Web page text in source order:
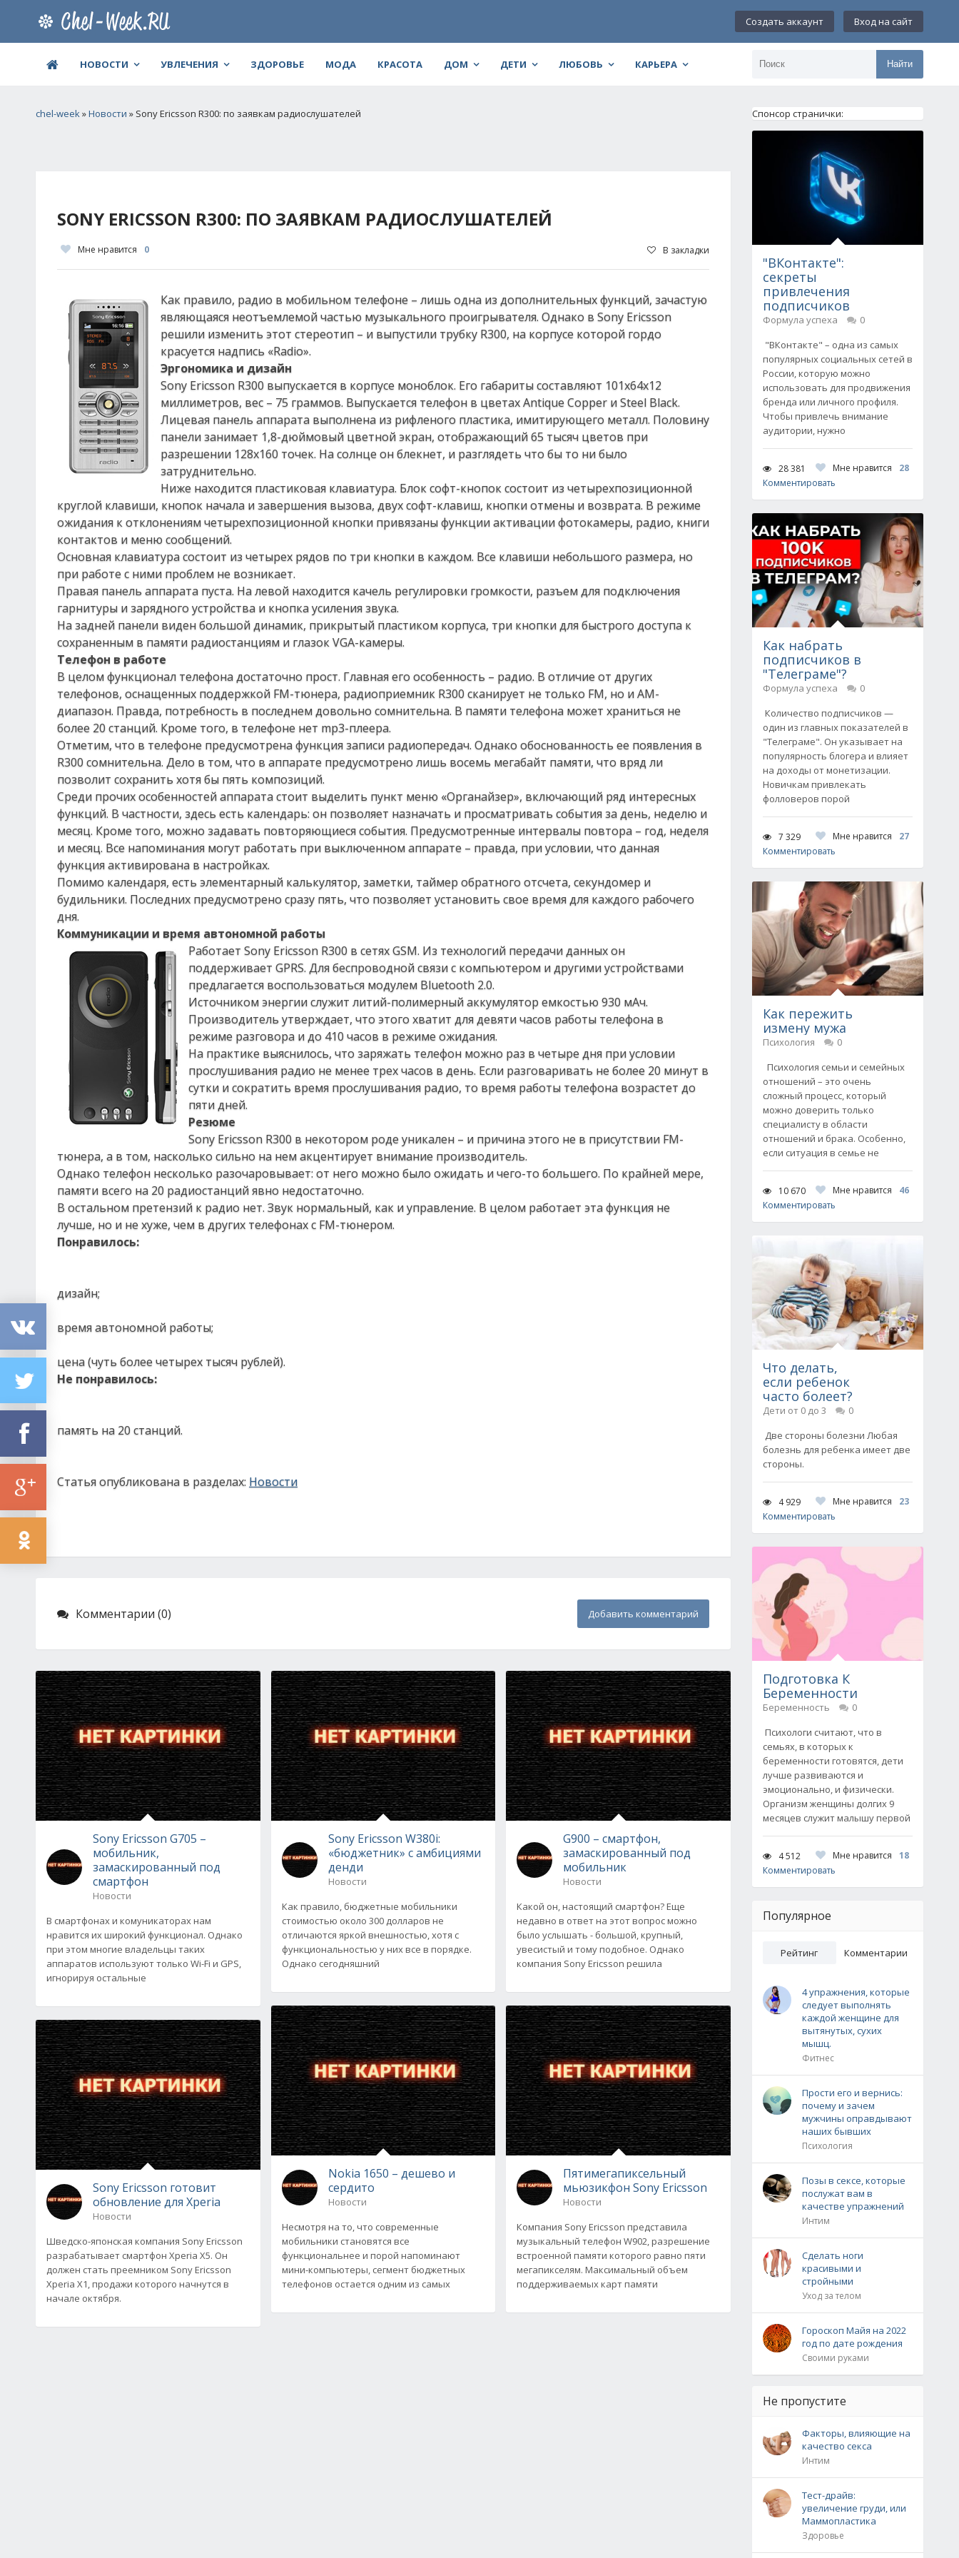
Создать аккаунт Вход на сайт
НОВОСТИ УВЛЕЧЕНИЯ ЗДОРОВЬЕ МОДА КРАСОТА ДОМ ДЕТИ ЛЮБОВЬ КАРЬЕРА Найти
chel-week»Новости » Sony Ericsson R300: по заявкам радиослушателей
SONY ERICSSON R300: ПО ЗАЯВКАМ РАДИОСЛУШАТЕЛЕЙ
Мне нравится 0 В закладки
Как правило, радио в мобильном телефоне – лишь одна из дополнительных функций, зачастую
являющаяся неотъемлемой частью музыкального проигрывателя. Однако в Sony Ericsson
решили изменить этот стереотип – и выпустили трубку R300, на корпусе которой гордо
красуется надпись «Radio».
Эргономика и дизайн
Sony Ericsson R300 выпускается в корпусе моноблок. Его габариты составляют 101х64х12
миллиметров, вес – 75 граммов. Выпускается телефон в цветах Antique Copper и Steel Black.
Лицевая панель аппарата выполнена из рифленого пластика, имитирующего металл. Половину
панели занимает 1,8-дюймовый цветной экран, отображающий 65 тысяч цветов при
разрешении 128х160 точек. На солнце он блекнет, и разглядеть что бы то ни было
затруднительно.
Ниже находится пластиковая клавиатура. Блок софт-кнопок состоит из четырехпозиционной
круглой клавиши, кнопок начала и завершения вызова, двух софт-клавиш, кнопки отмены и возврата. В режиме
ожидания к отклонениям четырехпозиционной кнопки привязаны функции активации фотокамеры, радио, книги
контактов и меню сообщений.
Основная клавиатура состоит из четырех рядов по три кнопки в каждом. Все клавиши небольшого размера, но
при работе с ними проблем не возникает.
Правая панель аппарата пуста. На левой находится качель регулировки громкости, разъем для подключения
гарнитуры и зарядного устройства и кнопка усиления звука.
На задней панели виден большой динамик, прикрытый пластиком корпуса, три кнопки для быстрого доступа к
сохраненным в памяти радиостанциям и глазок VGA-камеры.
Телефон в работе
В целом функционал телефона достаточно прост. Главная его особенность – радио. В отличие от других
телефонов, оснащенных поддержкой FM-тюнера, радиоприемник R300 сканирует не только FM, но и AM-
диапазон. Правда, потребность в последнем довольно сомнительна. В памяти телефона может храниться не
более 20 станций. Кроме того, в телефоне нет mp3-плеера.
Отметим, что в телефоне предусмотрена функция записи радиопередач. Однако обоснованность ее появления в
R300 сомнительна. Дело в том, что в аппарате предусмотрено лишь восемь мегабайт памяти, что вряд ли
позволит сохранить хотя бы пять композиций.
Среди прочих особенностей аппарата стоит выделить пункт меню «Органайзер», включающий ряд интересных
функций. В частности, здесь есть календарь: он позволяет назначать и просматривать события за день, неделю и
месяц. Кроме того, можно задавать повторяющиеся события. Предусмотренные интервалы повтора – год, неделя
и месяц. Все напоминания могут работать при выключенном аппарате – правда, при условии, что данная
функция активирована в настройках.
Помимо календаря, есть элементарный калькулятор, заметки, таймер обратного отсчета, секундомер и
будильники. Последних предусмотрено сразу пять, что позволяет установить свое время для каждого рабочего
дня.
Коммуникации и время автономной работы
Работает Sony Ericsson R300 в сетях GSM. Из технологий передачи данных он
поддерживает GPRS. Для беспроводной связи с компьютером и другими устройствами
предлагается воспользоваться модулем Bluetooth 2.0.
Источником энергии служит литий-полимерный аккумулятор емкостью 930 мАч.
Производитель утверждает, что этого хватит для девяти часов работы телефона в
режиме разговора и до 410 часов в режиме ожидания.
На практике выяснилось, что заряжать телефон можно раз в четыре дня при условии
прослушивания радио не менее трех часов в день. Если разговаривать не более 20 минут в
сутки и сократить время прослушивания радио, то время работы телефона возрастет до
пяти дней.
Резюме
Sony Ericsson R300 в некотором роде уникален – и причина этого не в присутствии FM-
тюнера, а в том, насколько сильно на нем акцентирует внимание производитель.
Однако телефон несколько разочаровывает: от него можно было ожидать и чего-то большего. По крайней мере,
памяти всего на 20 радиостанций явно недостаточно.
В остальном претензий к радио нет. Звук нормальный, как и управление. В целом работает эта функция не
лучше, но и не хуже, чем в других телефонах с FM-тюнером.
Понравилось:
дизайн;
время автономной работы;
цена (чуть более четырех тысяч рублей).
Не понравилось:
память на 20 станций.
Статья опубликована в разделах: Новости
Комментарии (0) Добавить комментарий
Sony Ericsson G705 –
мобильник,
замаскированный под
смартфон
Новости
В смартфонах и комуникаторах нам
нравится их широкий функционал. Однако
при этом многие владельцы таких
аппаратов используют только Wi-Fi и GPS,
игнорируя остальные
Sony Ericsson готовит
обновление для Xperia
Новости
Шведско-японская компания Sony Ericsson
разрабатывает смартфон Xperia Х5. Он
должен стать преемником Sony Ericsson
Xperia X1, продажи которого начнутся в
начале октября.
Sony Ericsson W380i:
«бюджетник» с амбициями
денди
Новости
Как правило, бюджетные мобильники
стоимостью около 300 долларов не
отличаются яркой внешностью, хотя с
функциональностью у них все в порядке.
Однако сегодняшний
Nokia 1650 – дешево и
сердито
Новости
Несмотря на то, что современные
мобильники становятся все
функциональнее и порой напоминают
мини-компьютеры, сегмент бюджетных
телефонов остается одним из самых
G900 – смартфон,
замаскированный под
мобильник
Новости
Какой он, настоящий смартфон? Еще
недавно в ответ на этот вопрос можно
было услышать - большой, крупный,
увесистый и тому подобное. Однако
компания Sony Ericsson решила
Пятимегапиксельный
мьюзикфон Sony Ericsson
Новости
Компания Sony Ericsson представила
музыкальный телефон W902, разрешение
встроенной памяти которого равно пяти
мегапикселям. Максимальный объем
поддерживаемых карт памяти
Спонсор странички:
"ВКонтакте":
секреты
привлечения
подписчиков
Формула успеха
0
"ВКонтакте" – одна из самых
популярных социальных сетей в
России, которую можно
использовать для продвижения
бренда или личного профиля.
Чтобы привлечь внимание
аудитории, нужно
28 381 Мне нравится
28
Комментировать
Как набрать
подписчиков в
"Телеграме"?
Формула успеха
0
Количество подписчиков —
один из главных показателей в
"Телеграме". Он указывает на
популярность блогера и влияет
на доходы от монетизации.
Новичкам привлекать
фолловеров порой
7 329 Мне нравится
27
Комментировать
Как пережить
измену мужа
Психология
0
Психология семьи и семейных
отношений – это очень
сложный процесс, который
можно доверить только
специалисту в области
отношений и брака. Особенно,
если ситуация в семье не
10 670 Мне нравится
46
Комментировать
Что делать,
если ребенок
часто болеет?
Дети от 0 до 3
0
Две стороны болезни Любая
болезнь для ребенка имеет две
стороны.
4 929 Мне нравится
23
Комментировать
Подготовка К
Беременности
Беременность
0
Психологи считают, что в
семьях, в которых к
беременности готовятся, дети
лучше развиваются и
эмоционально, и физически.
Организм женщины долгих 9
месяцев служит малышу первой
4 512 Мне нравится
18
Комментировать
Популярное
Рейтинг Комментарии
4 упражнения, которые
следует выполнять
каждой женщине для
вытянутых, сухих
мышц.
Фитнес
Прости его и вернись:
почему и зачем
мужчины оправдывают
наших бывших
Психология
Позы в сексе, которые
послужат вам в
качестве упражнений
Интим
Сделать ноги
красивыми и
стройными
Уход за телом
Гороскоп Майя на 2022
год по дате рождения
Своими руками
Не пропустите
Факторы, влияющие на
качество секса
Интим
Тест-драйв:
увеличение груди, или
Маммопластика
Здоровье